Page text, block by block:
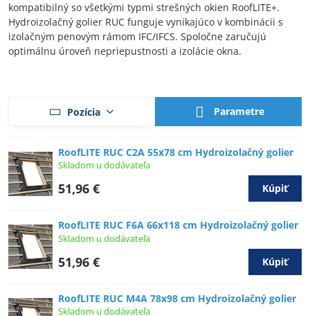
kompatibilný so všetkými typmi strešných okien RoofLITE+.
Hydroizolačný golier RUC funguje vynikajúco v kombinácii s
izolačným penovým rámom IFC/IFCS. Spoločne zaručujú
optimálnu úroveň nepriepustnosti a izolácie okna.
Pozícia Parametre
RoofLITE RUC C2A 55x78 cm Hydroizolačný golier
Skladom u dodávateľa
51,96 € Kúpiť
RoofLITE RUC F6A 66x118 cm Hydroizolačný golier
Skladom u dodávateľa
51,96 € Kúpiť
RoofLITE RUC M4A 78x98 cm Hydroizolačný golier
Skladom u dodávateľa